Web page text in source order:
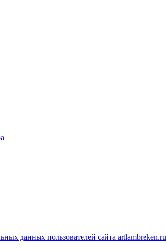
данных пользователей сайта artlambreken.ru